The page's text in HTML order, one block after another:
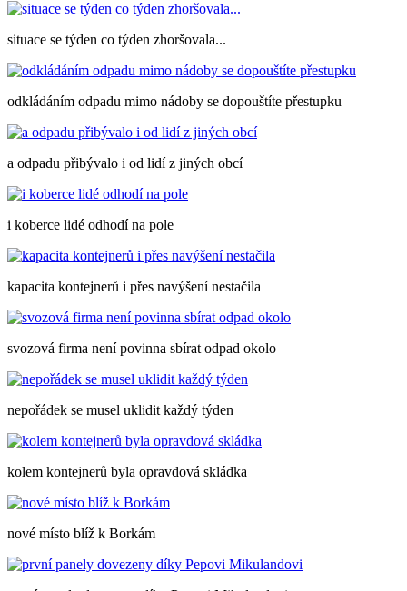
situace se týden co týden zhoršovala...
odkládáním odpadu mimo nádoby se dopouštíte přestupku
a odpadu přibývalo i od lidí z jiných obcí
i koberce lidé odhodí na pole
kapacita kontejnerů i přes navýšení nestačila
svozová firma není povinna sbírat odpad okolo
nepořádek se musel uklidit každý týden
kolem kontejnerů byla opravdová skládka
nové místo blíž k Borkám